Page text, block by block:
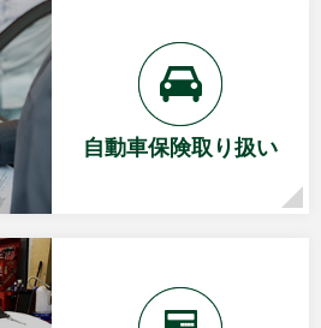
自動車保険取り扱い